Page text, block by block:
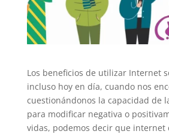
Los beneficios de utilizar Internet
incluso hoy en día, cuando nos
cuestionándonos la capacidad de
para modificar negativa o
vidas, podemos decir que internet